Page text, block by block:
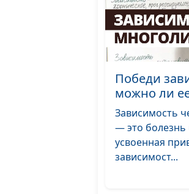
Победи
можно ли
Зависимость
— это болезнь
усвоенная
зависимост...